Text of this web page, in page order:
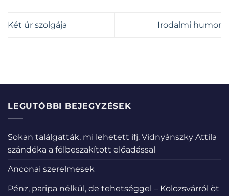
Két úr szolgája Irodalmi humor
LEGUTÓBBI BEJEGYZÉSEK
Sokan találgatták, mi lehetett ifj. Vidnyánszky Attila
szándéka a félbeszakított előadással
Anconai szerelmesek
Pénz, paripa nélkül, de tehetséggel – Kolozsvárról öt